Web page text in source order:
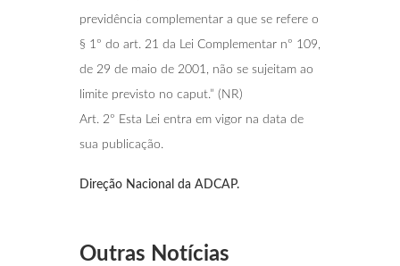
previdência complementar a que se refere o
§ 1º do art. 21 da Lei Complementar nº 109,
de 29 de maio de 2001, não se sujeitam ao
limite previsto no caput.” (NR)
Art. 2º Esta Lei entra em vigor na data de
sua publicação.
Direção Nacional da ADCAP.
Outras Notícias